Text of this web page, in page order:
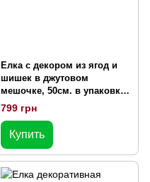
Елка с декором из ягод и
шишек в джутовом
мешочке, 50см. в упаковке
1 шт (122-F11)
799 грн
Купить